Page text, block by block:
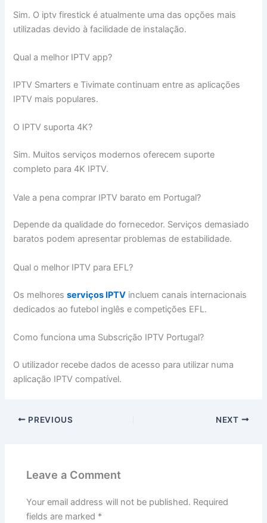
Sim. O iptv firestick é atualmente uma das opções mais
utilizadas devido à facilidade de instalação.
Qual a melhor IPTV app?
IPTV Smarters e Tivimate continuam entre as aplicações
IPTV mais populares.
O IPTV suporta 4K?
Sim. Muitos serviços modernos oferecem suporte
completo para 4K IPTV.
Vale a pena comprar IPTV barato em Portugal?
Depende da qualidade do fornecedor. Serviços demasiado
baratos podem apresentar problemas de estabilidade.
Qual o melhor IPTV para EFL?
Os melhoresserviços IPTV incluem canais internacionais
dedicados ao futebol inglês e competições EFL.
Como funciona uma Subscrição IPTV Portugal?
O utilizador recebe dados de acesso para utilizar numa
aplicação IPTV compatível.
PREVIOUS NEXT
Leave a Comment
Your email address will not be published. Required
fields are marked *